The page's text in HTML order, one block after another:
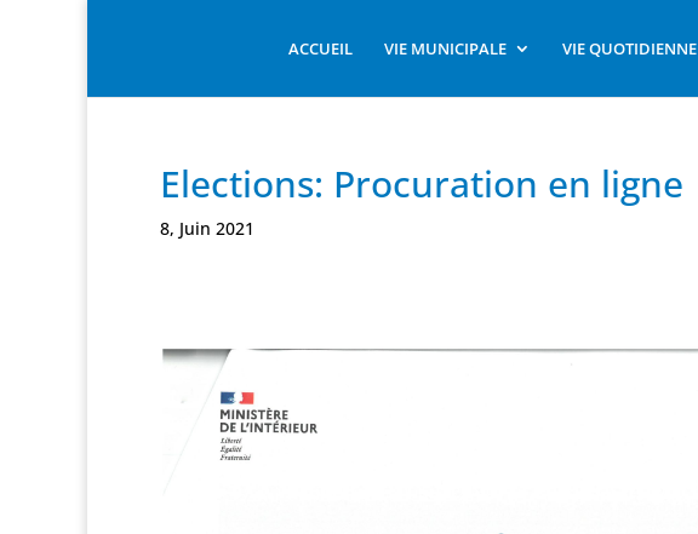
ACCUEIL VIE MUNICIPALE VIE QUOTIDIENNE
Elections: Procuration en ligne
8, Juin 2021